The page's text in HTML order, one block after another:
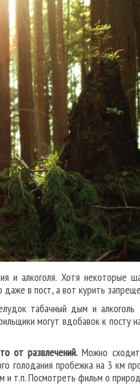
и алкоголя. Хотя некоторые
в пост, а вот курить
табачный дым и
могут вдобавок к посту
от развлечений. Можно
голодания пробежка на 3 км
и т.п. Посмотреть фильм о